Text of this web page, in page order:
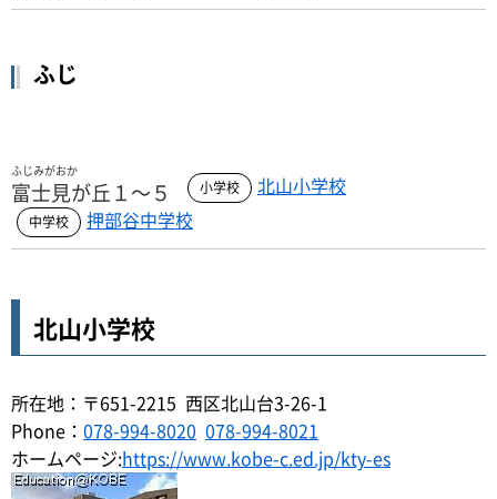
ふじ
ふじみがおか
富士見が丘１～５
北山小学校
押部谷中学校
北山小学校
所在地：〒651-2215 西区北山台3-26-1
Phone： 078-994-8020 078-994-8021
ホームページ:https://www.kobe-c.ed.jp/kty-es